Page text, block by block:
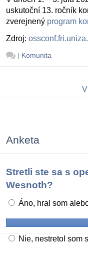
uskutoční 13. ročník
zverejnený program
Zdroj:
| Komunita
Anketa
Stretli ste sa s
Wesnoth?
Áno, hral som
Nie, nestretol som